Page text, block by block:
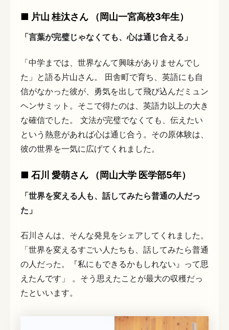
■ 片山 桂汰さん （岡山一宮高校3年生）
「言葉が完璧じゃなくても、心は通じ合える」
「中学までは、世界なんて興味がありませんでし
た」と語る片山さん。 田舎町で育ち、英語にも自
信がなかった彼が、勇気を出して飛び込んだミュン
ヘンサミット。そこで得たのは、英語力以上の大き
な確信でした。 文法が完璧でなくても、伝えたい
という熱意があれば心は通じ合う。その原体験は、
彼の世界を一気に広げてくれました。
■ 石川 愛萌さん （岡山大学 医学部5年）
「世界を変える人も、話してみたら普通の人だっ
た」
石川さんは、そんな発見をシェアしてくれました。
「世界を変えるすごい人たちも、話してみたら普通
の人だった。『私にもできるかもしれない』って思
えたんです」 。そう思えたことが最大の収穫だっ
たといいます。